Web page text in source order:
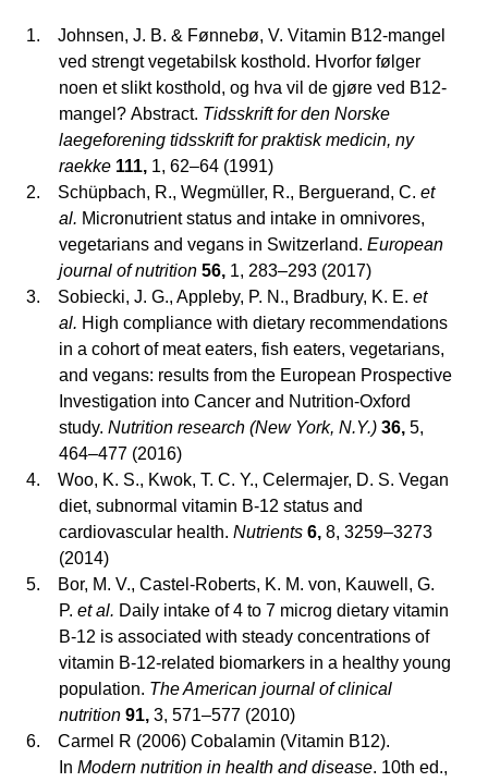
1.
Johnsen, J. B. & Fønnebø, V. Vitamin B12-mangel
ved strengt vegetabilsk kosthold. Hvorfor følger
noen et slikt kosthold, og hva vil de gjøre ved B12-
mangel?Abstract. Tidsskrift for den Norske
laegeforening tidsskrift for praktisk medicin, ny
raekke 111, 1, 62–64 (1991)
2.
Schüpbach, R., Wegmüller, R., Berguerand, C. et
al. Micronutrient status and intake in omnivores,
vegetarians and vegans in Switzerland.European
journal of nutrition 56, 1, 283–293 (2017)
3.
Sobiecki, J. G., Appleby, P. N., Bradbury, K. E. et
al. High compliance with dietary recommendations
in a cohort of meat eaters, fish eaters, vegetarians,
and vegans: results from the European Prospective
Investigation into Cancer and Nutrition-Oxford
study.Nutrition research (New York, N.Y.) 36,5,
464–477 (2016)
4.
Woo, K. S., Kwok, T. C. Y., Celermajer, D. S. Vegan
diet, subnormal vitamin B-12 status and
cardiovascular health.Nutrients 6,8, 3259–3273
(2014)
5.
Bor, M. V., Castel-Roberts, K. M. von, Kauwell, G.
P. et al. Daily intake of 4 to 7 microg dietary vitamin
B-12 is associated with steady concentrations of
vitamin B-12-related biomarkers in a healthy young
population. The American journal of clinical
nutrition 91,3, 571–577 (2010)
6.
Carmel R (2006) Cobalamin (Vitamin B12).
InModern nutrition in health and disease. 10th ed.,